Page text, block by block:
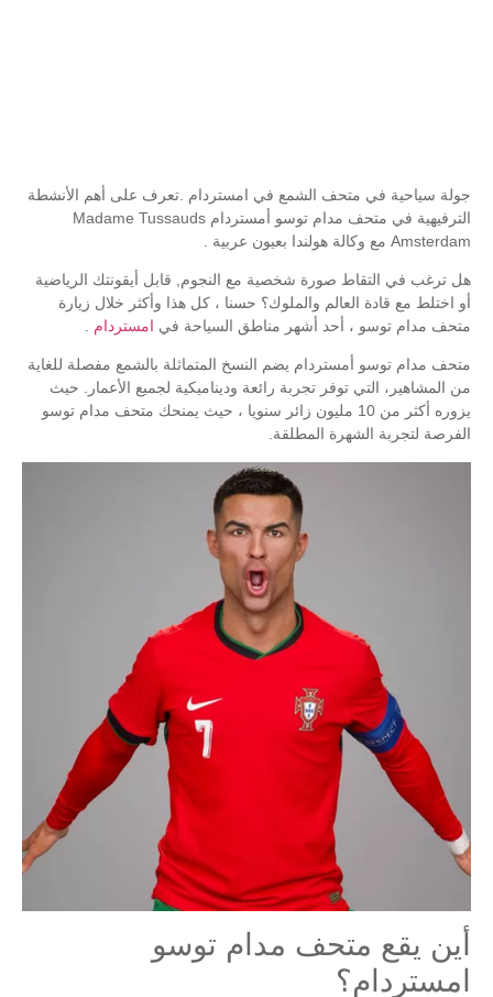
جولة سياحية في متحف الشمع في امستردام .تعرف على أهم الأنشطة
الترفيهية في متحف مدام توسو أمستردام Madame Tussauds
Amsterdam مع وكالة هولندا بعيون عربية .
هل ترغب في التقاط صورة شخصية مع النجوم, قابل أيقونتك الرياضية
أو اختلط مع قادة العالم والملوك؟ حسنا ، كل هذا وأكثر خلال زيارة
متحف مدام توسو ، أحد أشهر مناطق السياحة في امستردام
متحف مدام توسو أمستردام يضم النسخ المتماثلة بالشمع مفصلة للغاية
من المشاهير، التي توفر تجربة رائعة وديناميكية لجميع الأعمار. حيث
يزوره أكثر من 10 مليون زائر سنويا ، حيث يمنحك متحف مدام توسو
الفرصة لتجربة الشهرة المطلقة.
أين يقع متحف مدام توسو
امستردام؟